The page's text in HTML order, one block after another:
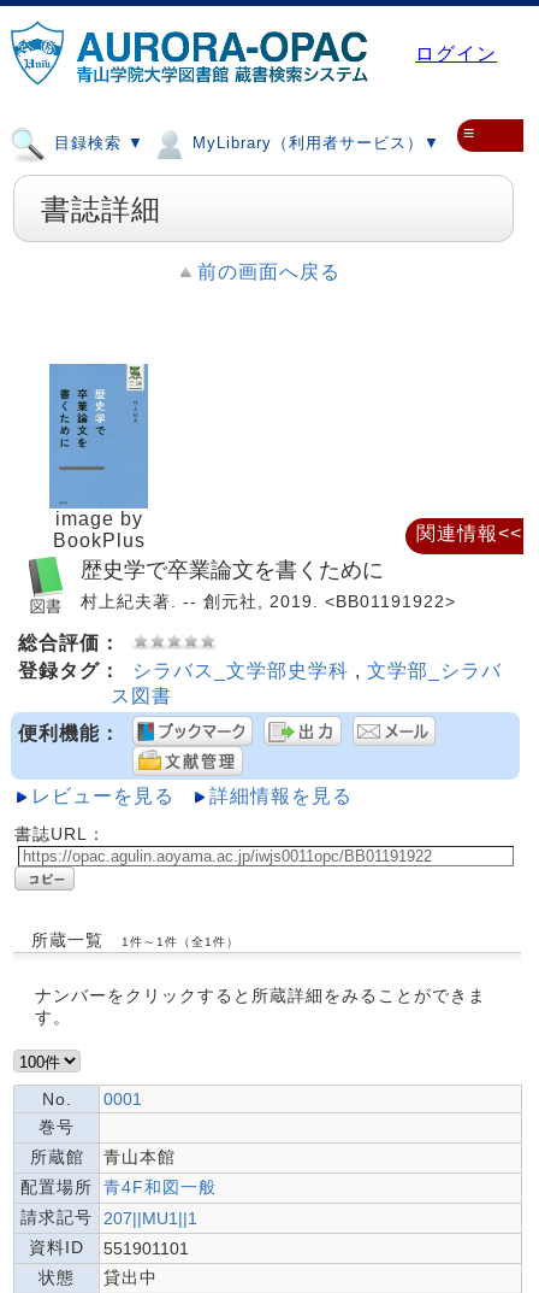
ログイン
目録検索 ▼ MyLibrary（利用者サービス）▼ ≡
書誌詳細
前の画面へ戻る
image by
BookPlus
歴史学で卒業論文を書くために
村上紀夫著. -- 創元社, 2019. <BB01191922>
総合評価：
登録タグ：
シラバス_文学部史学科 , 文学部_シラバ
ス図書
便利機能：
レビューを見る 詳細情報を見る
書誌URL：
所蔵一覧 1件～1件（全1件）
ナンバーをクリックすると所蔵詳細をみることができま
す。
No.
0001
巻号
所蔵館
青山本館
配置場所
青4F和図一般
請求記号
207||MU1||1
資料ID
551901101
状態
貸出中
関連情報<<